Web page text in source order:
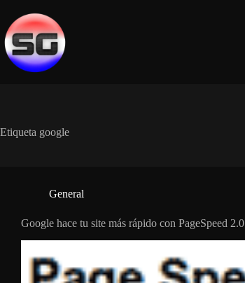
contenido
Etiqueta google
General
Google hace tu site más rápido con PageSpeed 2.0